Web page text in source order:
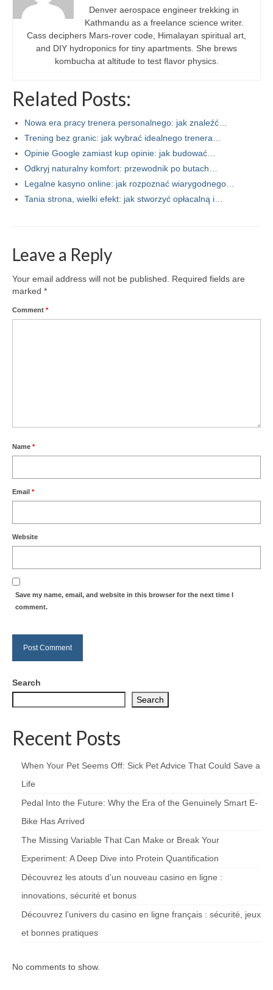
Denver aerospace engineer trekking in
Kathmandu as a freelance science writer.
Cass deciphers Mars-rover code, Himalayan spiritual art,
and DIY hydroponics for tiny apartments. She brews
kombucha at altitude to test flavor physics.
Related Posts:
Nowa era pracy trenera personalnego: jak znaleźć…
Trening bez granic: jak wybrać idealnego trenera…
Opinie Google zamiast kup opinie: jak budować…
Odkryj naturalny komfort: przewodnik po butach…
Legalne kasyno online: jak rozpoznać wiarygodnego…
Tania strona, wielki efekt: jak stworzyć opłacalną i…
Leave a Reply
Your email address will not be published.
Required fields are
marked *
Comment *
Name *
Email *
Website
Save my name, email, and website in this browser for the next time I
comment.
Search
Search
Recent Posts
When Your Pet Seems Off: Sick Pet Advice That Could Save a
Life
Pedal Into the Future: Why the Era of the Genuinely Smart E-
Bike Has Arrived
The Missing Variable That Can Make or Break Your
Experiment: A Deep Dive into Protein Quantification
Découvrez les atouts d’un nouveau casino en ligne :
innovations, sécurité et bonus
Découvrez l’univers du casino en ligne français : sécurité, jeux
et bonnes pratiques
No comments to show.